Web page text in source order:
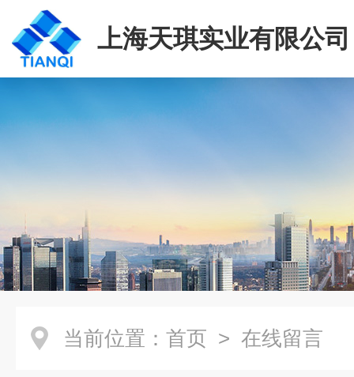
上海天琪实业有限公司
当前位置： 首页 > 在线留言